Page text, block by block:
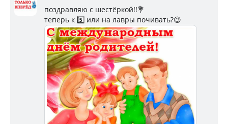
поздравляю с шестёркой!!💐
теперь к 5️⃣ или на лавры почивать?😉